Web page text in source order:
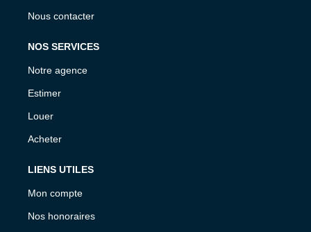
Nous contacter
NOS SERVICES
Notre agence
Estimer
Louer
Acheter
LIENS UTILES
Mon compte
Nos honoraires